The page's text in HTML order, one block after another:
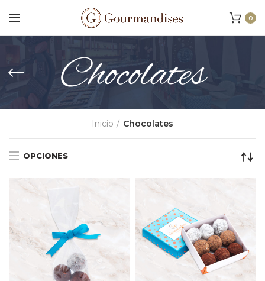
0
Chocolates
Inicio Chocolates
OPCIONES